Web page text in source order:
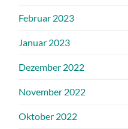
Februar 2023
Januar 2023
Dezember 2022
November 2022
Oktober 2022